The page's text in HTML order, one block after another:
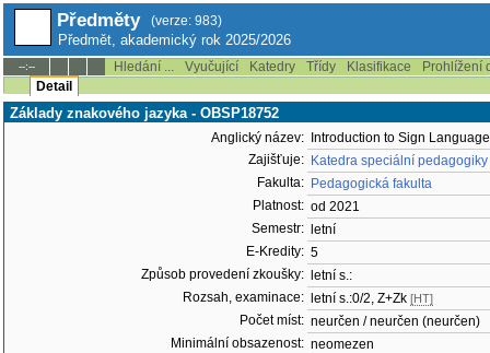
Předměty (verze: 983)
Předmět, akademický rok 2025/2026
--:-- Hledání ... Vyučující Katedry Třídy Klasifikace
Prohlížení
Detail
Základy znakového jazyka - OBSP18752
Anglický název:
Introduction to Sign Language
Zajišťuje: Katedra speciální
Fakulta: Pedagogická fakulta
Platnost: od 2021
Semestr:
letní
E-Kredity: 5
Způsob provedení zkoušky:
letní s.:
Rozsah, examinace:
letní s.:0/2, Z+Zk [HT]
Počet míst: neurčen / neurčen (neurčen)
Minimální obsazenost: neomezen